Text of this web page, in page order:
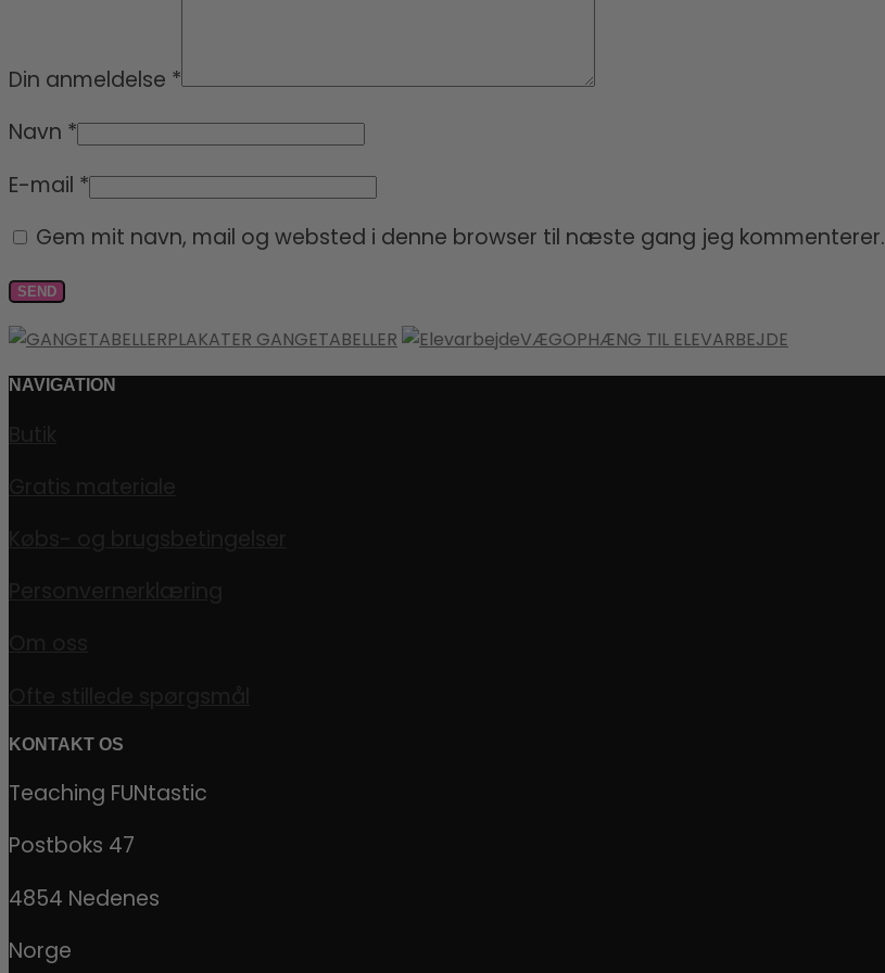
Din anmeldelse *
Navn *
E-mail *
Gem mit navn, mail og websted i denne browser til næste gang jeg kommenterer.
PLAKATER GANGETABELLER VÆGOPHÆNG TIL ELEVARBEJDE
NAVIGATION
KONTAKT OS
Teaching FUNtastic
Postboks 47
4854 Nedenes
Norge